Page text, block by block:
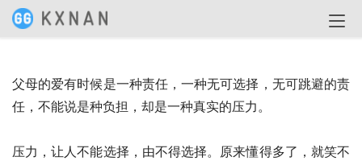
父母的爱有时候是一种责任，一种无可选择，无可跳避的责
任，不能说是种负担，却是一种真实的压力。
压力，让人不能选择，由不得选择。原来懂得多了，就笑不